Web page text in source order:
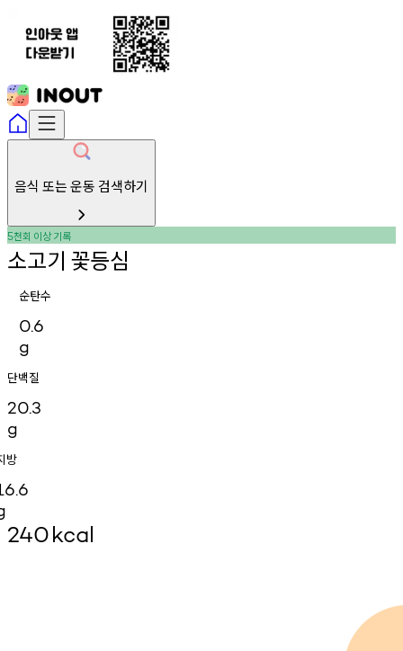
음식 또는 운동 검색하기
5천회 이상기록
소고기 꽃등심
순탄수
0.6
g
단백질
20.3
g
방
240kcal